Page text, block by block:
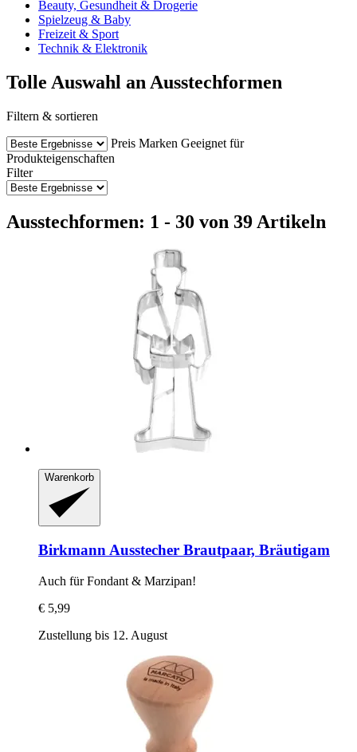
Beauty, Gesundheit & Drogerie
Spielzeug & Baby
Freizeit & Sport
Technik & Elektronik
Tolle Auswahl an Ausstechformen
Filtern & sortieren
Preis Marken Geeignet für
Produkteigenschaften
Filter
Ausstechformen: 1 - 30 von 39 Artikeln
Warenkorb
Birkmann Ausstecher Brautpaar, Bräutigam
Auch für Fondant & Marzipan!
€ 5,99
Zustellung bis 12. August